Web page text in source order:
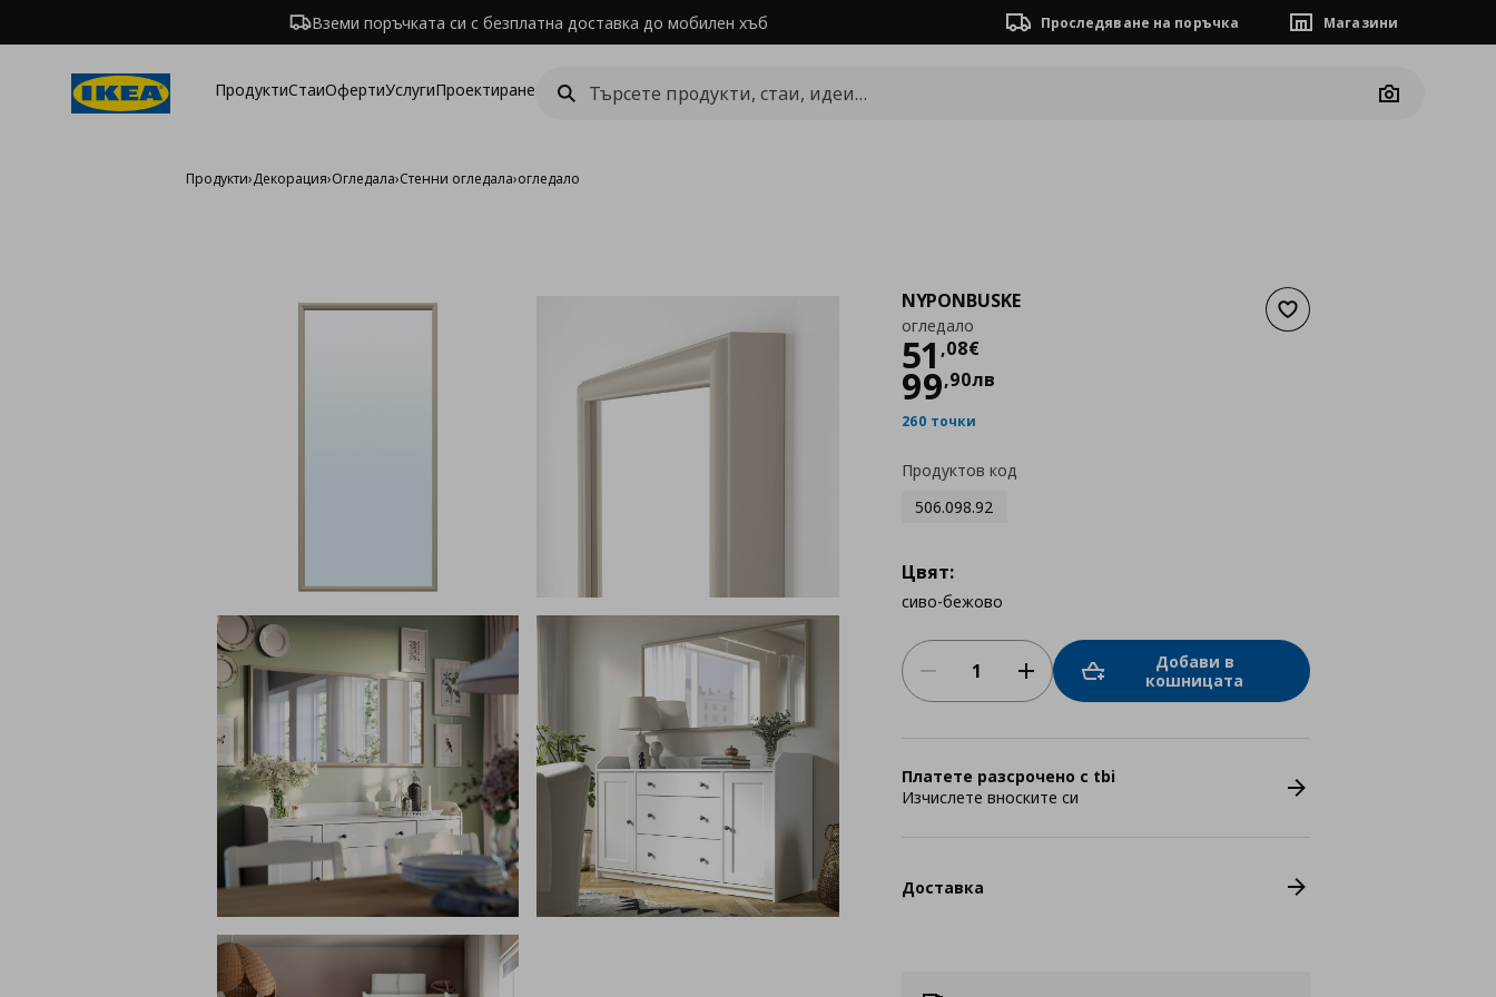
Вземи поръчката си с безплатна доставка до мобилен хъб Проследяване на поръчка Магазини
ПродуктиСтаиОфертиУслугиПроектиране
Camera
Продукти›Декорация›Огледала›Стенни огледала›огледало
Добави към списъка с
NYPONBUSKE
огледало
51 ,08€
Цена
99,90лв
260 точки
Продуктов код
506.098.92
Цвят:
сиво-бежово
Добави в
кошницата
Платете разсрочено с tbi
Изчислете вноските си
Доставка